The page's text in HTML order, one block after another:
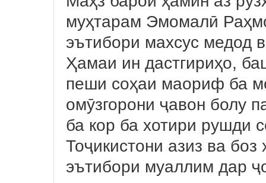
муҳтарам Эмомалӣ
эътибори махсус медод
Ҳамаи ин дастгириҳо,
пеши соҳаи маориф ба
омӯзгорони ҷавон болу
ба кор ба хотири рушди
Тоҷикистони азиз ва
эътибори муаллим дар